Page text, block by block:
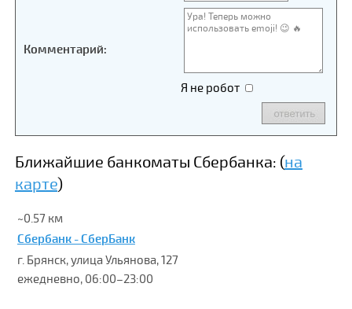
Комментарий:
Я не робот
Ближайшие банкоматы Сбербанка: (на
карте)
~0.57 км
Сбербанк - СберБанк
г. Брянск, улица Ульянова, 127
ежедневно, 06:00–23:00